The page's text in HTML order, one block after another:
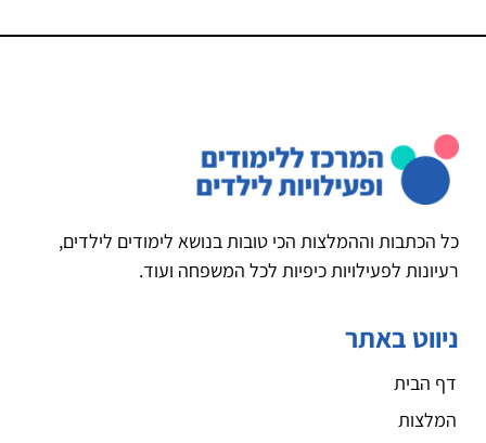
כל הכתבות וההמלצות הכי טובות בנושא לימודים לילדים,
רעיונות לפעילויות כיפיות לכל המשפחה ועוד.
ניווט באתר
דף הבית
המלצות